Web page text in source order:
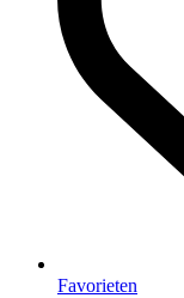
Favorieten